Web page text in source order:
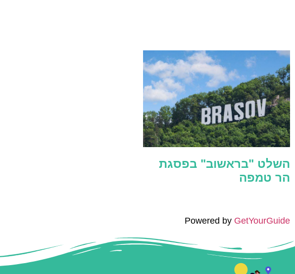
השלט "בראשוב" בפסגת
הר טמפה
Powered by GetYourGuide